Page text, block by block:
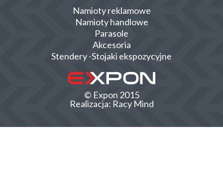
Namioty reklamowe
Namioty handlowe
Parasole
Akcesoria
Stendery -Stojaki ekspozycyjne
© Expon 2015
Realizacja: Racy Mind